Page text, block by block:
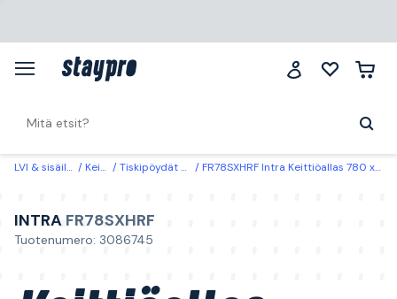
LVI & sisäilma Keittiö Tiskipöydät & -altaat FR78SXHRF Intra Keittiöallas 780 x 510 mm Suuri allas: Oikea
INTRA FR78SXHRF
Tuotenumero: 3086745